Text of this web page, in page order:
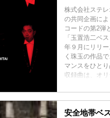
株式会社ステ
の共同企画に
コードの第2弾
「玉置浩二ベ
年９月にリリ
く珠玉の作品
マンスをひと
収録曲は、オ
安全地帯ベ